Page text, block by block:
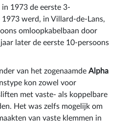
1973 de eerste 3-
werd, in Villard-de-Lans,
omloopkabelbaan door
later de eerste 10-persoons
van het zogenaamde Alpha
kon zowel voor
met vaste- als koppelbare
Het was zelfs mogelijk om
van vaste klemmen in